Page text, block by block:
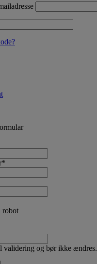
*
robot
validering og bør ikke ændres.